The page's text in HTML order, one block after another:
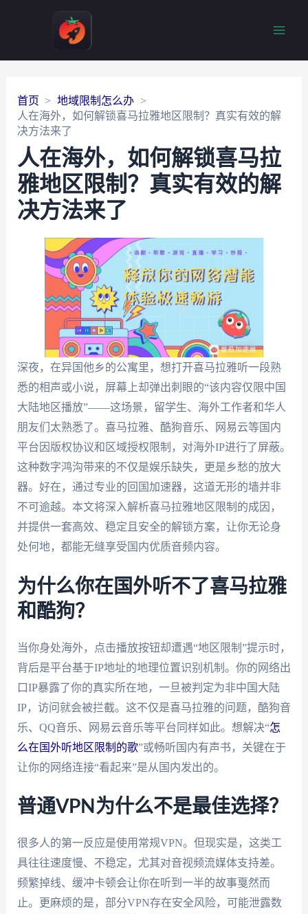
首页
地域限制怎么办
人在海外，如何解锁喜马拉雅地区限制？真实有效的解
决方法来了
人在海外，如何解锁喜马拉
雅地区限制？真实有效的解
决方法来了
深夜，在异国他乡的公寓里，想打开喜马拉雅听一段熟
悉的相声或小说，屏幕上却弹出刺眼的“该内容仅限中国
大陆地区播放”——这场景，留学生、海外工作者和华人
朋友们太熟悉了。喜马拉雅、酷狗音乐、网易云等国内
平台因版权协议和区域授权限制，对海外IP进行了屏蔽。
这种数字鸿沟带来的不仅是娱乐缺失，更是乡愁的放大
器。好在，通过专业的回国加速器，这道无形的墙并非
不可逾越。本文将深入解析喜马拉雅地区限制的成因，
并提供一套高效、稳定且安全的解锁方案，让你无论身
处何地，都能无缝享受国内优质音频内容。
为什么你在国外听不了喜马拉雅
和酷狗？
当你身处海外，点击播放按钮却遭遇“地区限制”提示时，
背后是平台基于IP地址的地理位置识别机制。你的网络出
口IP暴露了你的真实所在地，一旦被判定为非中国大陆
IP，访问就会被拦截。这不仅是喜马拉雅的问题，酷狗音
乐、QQ音乐、网易云音乐等平台同样如此。想解决“怎
么在国外听地区限制的歌”或畅听国内有声书，关键在于
让你的网络连接“看起来”是从国内发出的。
普通VPN为什么不是最佳选择？
很多人的第一反应是使用常规VPN。但现实是，这类工
具往往速度慢、不稳定，尤其对音视频流媒体支持差。
频繁掉线、缓冲卡顿会让你在听到一半的故事戛然而
止。更麻烦的是，部分VPN存在安全风险，可能泄露数